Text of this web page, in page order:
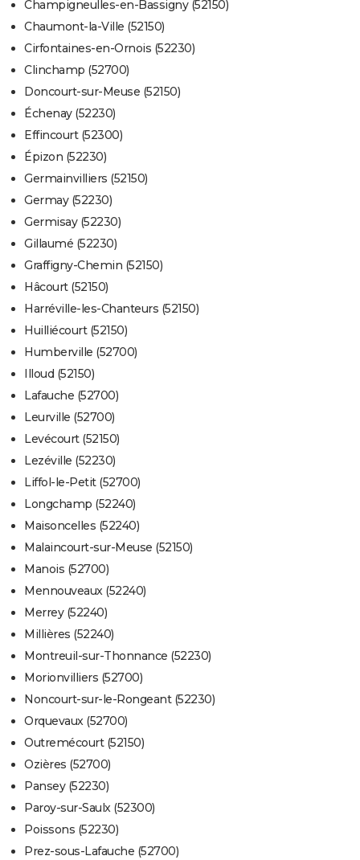
Champigneulles-en-Bassigny (52150)
Chaumont-la-Ville (52150)
Cirfontaines-en-Ornois (52230)
Clinchamp (52700)
Doncourt-sur-Meuse (52150)
Échenay (52230)
Effincourt (52300)
Épizon (52230)
Germainvilliers (52150)
Germay (52230)
Germisay (52230)
Gillaumé (52230)
Graffigny-Chemin (52150)
Hâcourt (52150)
Harréville-les-Chanteurs (52150)
Huilliécourt (52150)
Humberville (52700)
Illoud (52150)
Lafauche (52700)
Leurville (52700)
Levécourt (52150)
Lezéville (52230)
Liffol-le-Petit (52700)
Longchamp (52240)
Maisoncelles (52240)
Malaincourt-sur-Meuse (52150)
Manois (52700)
Mennouveaux (52240)
Merrey (52240)
Millières (52240)
Montreuil-sur-Thonnance (52230)
Morionvilliers (52700)
Noncourt-sur-le-Rongeant (52230)
Orquevaux (52700)
Outremécourt (52150)
Ozières (52700)
Pansey (52230)
Paroy-sur-Saulx (52300)
Poissons (52230)
Prez-sous-Lafauche (52700)